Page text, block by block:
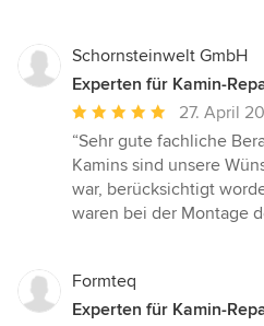
Schornsteinwelt GmbH
Experten für Kamin-
Durchschnittliche
Bewertung:
5
von
5
27. April
“Sehr gute fachliche
Kamins sind unsere
war, berücksichtigt
waren bei der Montage
Formteq
Experten für Kamin-